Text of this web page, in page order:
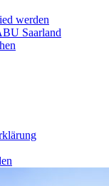
werden
Saarland